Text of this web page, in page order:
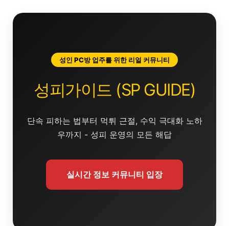
성인 PC방 업주를 위한 리얼 커뮤니티
성피가이드 (SP GUIDE)
단속 피하는 법부터 먹튀 근절, 수익 극대화 노하
우까지 - 성피 운영의 모든 해답
실시간 정보 커뮤니티 입장